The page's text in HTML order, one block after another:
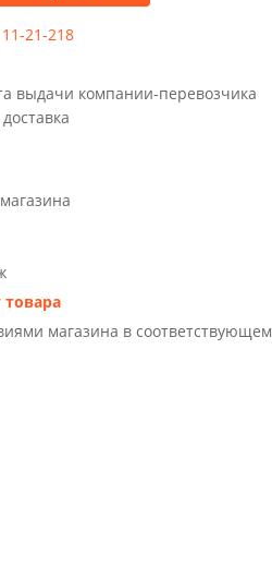
21-218
выдачи компании-перевозчика
товара
магазина в соответствующем